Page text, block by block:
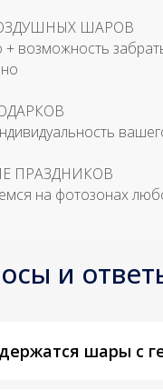
ШАРОВ
+ возможность
ПРАЗДНИКОВ
на фотозонах
и
шары с